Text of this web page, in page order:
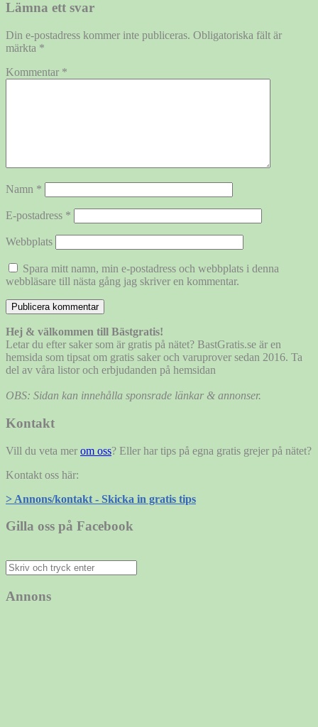
Lämna ett svar
Din e-postadress kommer inte publiceras. Obligatoriska fält är
märkta *
Kommentar *
Namn *
E-postadress *
Webbplats
Spara mitt namn, min e-postadress och webbplats i denna
webbläsare till nästa gång jag skriver en kommentar.
Hej & välkommen till Bästgratis!
Letar du efter saker som är gratis på nätet? BastGratis.se är en
hemsida som tipsat om gratis saker och varuprover sedan 2016. Ta
del av våra listor och erbjudanden på hemsidan
OBS: Sidan kan innehålla sponsrade länkar & annonser.
Kontakt
Vill du veta mer om oss? Eller har tips på egna gratis grejer på nätet?
Kontakt oss här:
> Annons/kontakt - Skicka in gratis tips
Gilla oss på Facebook
Sök
efter:
Annons